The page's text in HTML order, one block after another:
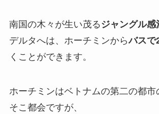
南国の木々が生い茂る ジャングル感
デルタへは、ホーチミンからバスで
くことができます。
ホーチミンはベトナムの第二の都市
そこ都会ですが、